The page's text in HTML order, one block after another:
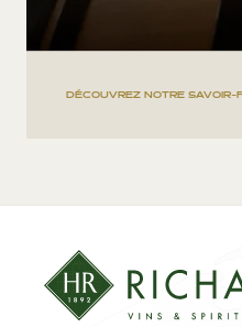
DÉCOUVREZ NOTRE SAVOIR-